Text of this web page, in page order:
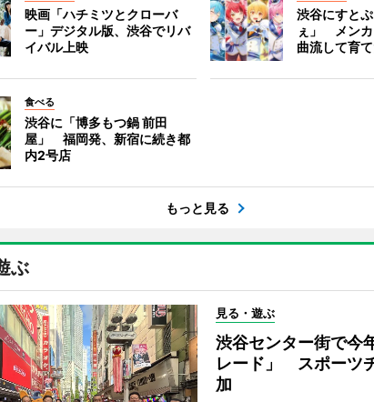
映画「ハチミツとクローバ
ー」デジタル版、渋谷でリバ
イバル上映
渋谷にすと
ぇ」 メンカ
曲流して育
食べる
渋谷に「博多もつ鍋 前田
屋」 福岡発、新宿に続き都
内2号店
もっと見る
ぶ
見る・遊ぶ
渋谷センター街で今
レード」 スポーツ
加